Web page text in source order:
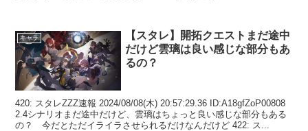
キャラ
【スタレ】開拓クエストまだ途中
だけど雲璃は良い感じな部分もあ
るの？
420: スタレZZZ速報 2024/08/08(木) 20:57:29.36 ID:A18gfZoP00808
2.4シナリオまだ途中だけど、雲璃はちょっと良い感じな部分もある
の？ 今だとただイライラさせられるだけなんだけど 422: ス...